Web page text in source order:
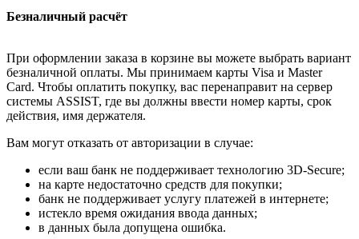
Безналичный расчёт
При оформлении заказа в корзине вы можете выбрать вариант
безналичной оплаты. Мы принимаем карты Visa и Master
Card. Чтобы оплатить покупку, вас перенаправит на сервер
системы ASSIST, где вы должны ввести номер карты, срок
действия, имя держателя.
Вам могут отказать от авторизации в случае:
если ваш банк не поддерживает технологию 3D-Secure;
на карте недостаточно средств для покупки;
банк не поддерживает услугу платежей в интернете;
истекло время ожидания ввода данных;
в данных была допущена ошибка.